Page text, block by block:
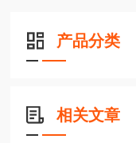
产品分类
相关文章